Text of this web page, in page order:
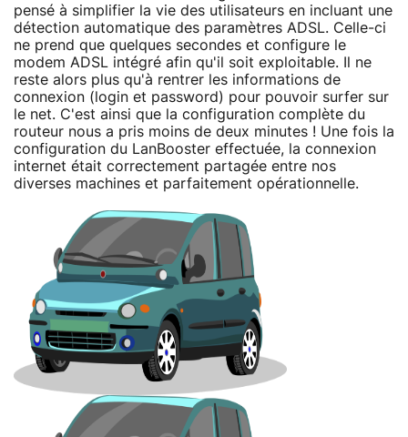
pensé à simplifier la vie des utilisateurs en incluant une
détection automatique des paramètres ADSL. Celle-ci
ne prend que quelques secondes et configure le
modem ADSL intégré afin qu'il soit exploitable. Il ne
reste alors plus qu'à rentrer les informations de
connexion (login et password) pour pouvoir surfer sur
le net. C'est ainsi que la configuration complète du
routeur nous a pris moins de deux minutes ! Une fois la
configuration du LanBooster effectuée, la connexion
internet était correctement partagée entre nos
diverses machines et parfaitement opérationnelle.